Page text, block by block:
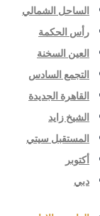
الساحل الشمالي
رأس الحكمة
العين السخنة
التجمع السادس
القاهرة الجديدة
الشيخ زايد
المستقبل سيتي
أكتوبر
دبي